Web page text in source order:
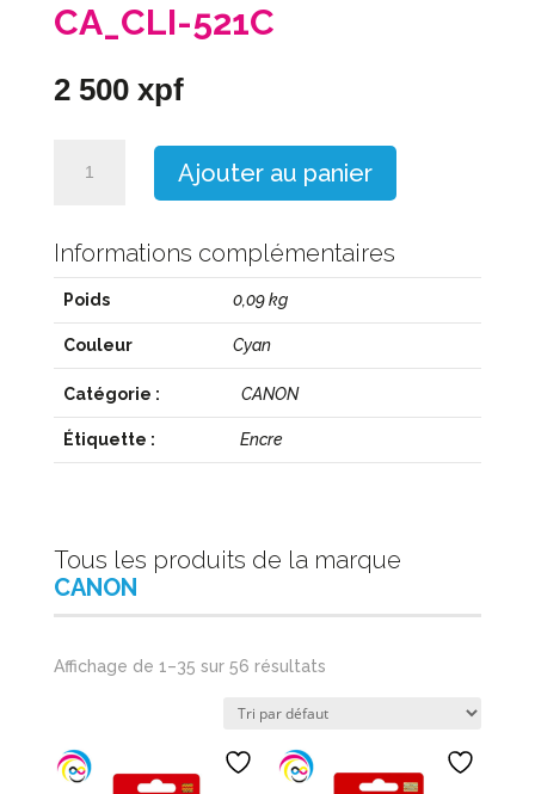
CA_CLI-521C
2 500 xpf
Ajouter au panier
Informations complémentaires
Poids 0,09 kg
Couleur Cyan
Catégorie : CANON
Étiquette : Encre
Tous les produits de la marque
CANON
Affichage de 1–35 sur 56 résultats